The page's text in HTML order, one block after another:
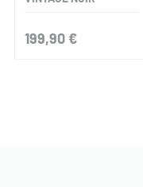
199,90 €